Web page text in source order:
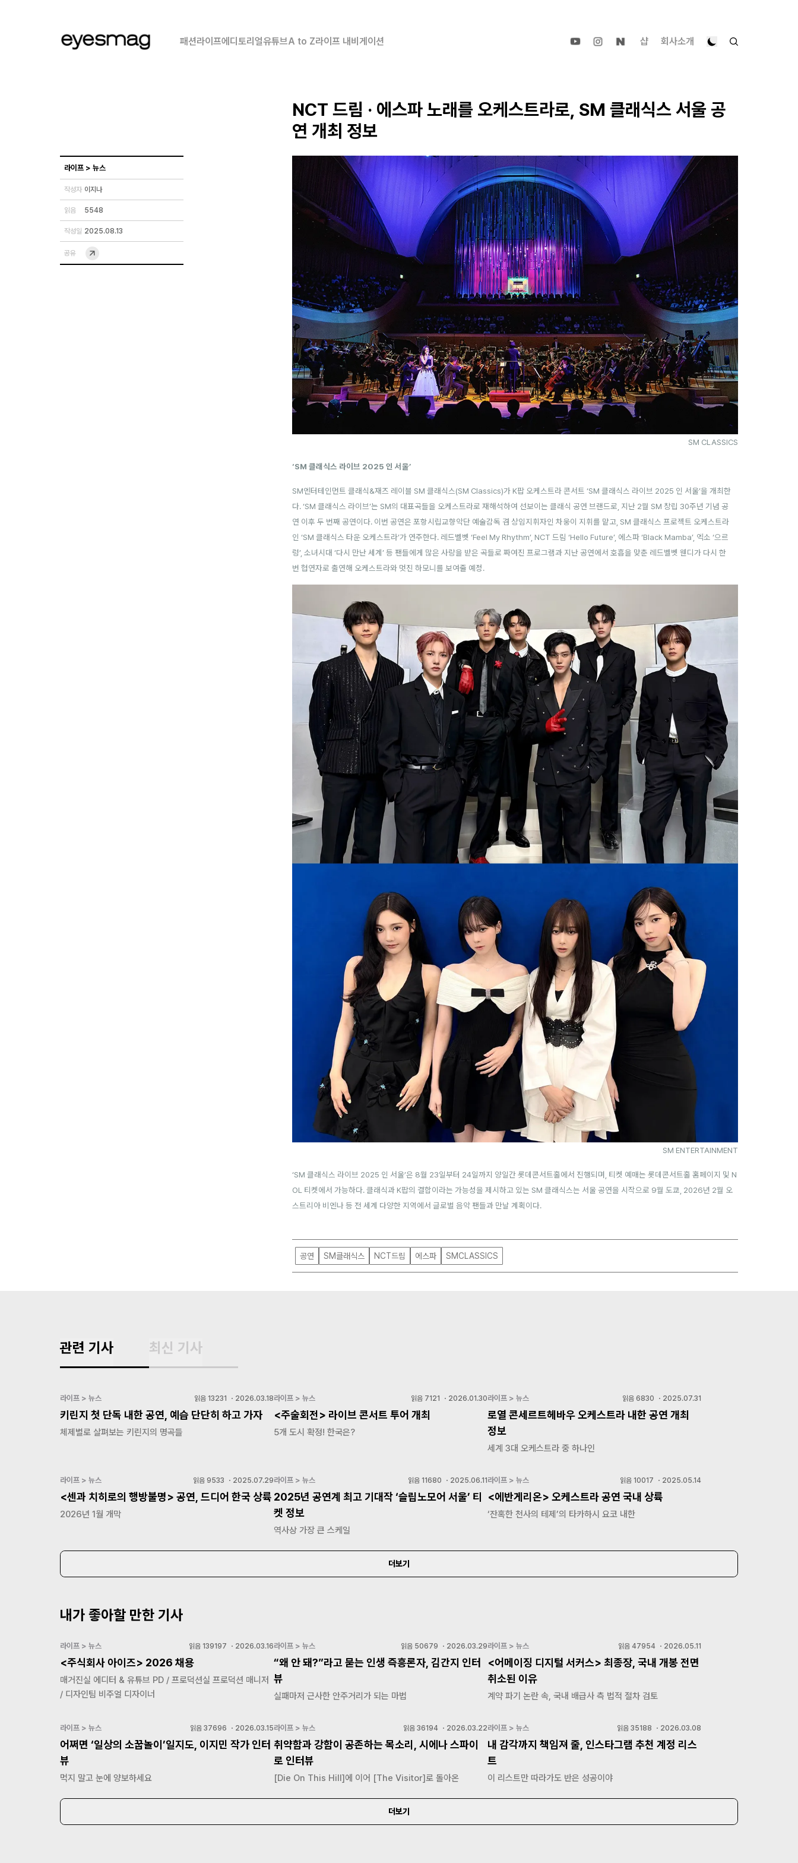
패션라이프에디토리얼유튜브A to Z라이프 내비게이션 샵 회사소개
NCT 드림 · 에스파 노래를 오케스트라로, SM 클래식스 서울 공
연 개최 정보
라이프 > 뉴스
작성자 이지나
읽음 5548
작성일 2025.08.13
공유
SM CLASSICS
‘SM 클래식스 라이브 2025 인 서울’
SM엔터테인먼트 클래식&재즈 레이블 SM 클래식스(SM Classics)가 K팝 오케스트라 콘서트 ‘SM 클래식스 라이브 2025 인 서울’을 개최한
다. ‘SM 클래식스 라이브’는 SM의 대표곡들을 오케스트라로 재해석하여 선보이는 클래식 공연 브랜드로, 지난 2월 SM 창립 30주년 기념 공
연 이후 두 번째 공연이다. 이번 공연은 포항시립교향악단 예술감독 겸 상임지휘자인 차웅이 지휘를 맡고, SM 클래식스 프로젝트 오케스트라
인 ‘SM 클래식스 타운 오케스트라’가 연주한다. 레드벨벳 ‘Feel My Rhythm’, NCT 드림 ‘Hello Future’, 에스파 ‘Black Mamba’, 엑소 ‘으르
렁’, 소녀시대 ‘다시 만난 세계’ 등 팬들에게 많은 사랑을 받은 곡들로 짜여진 프로그램과 지난 공연에서 호흡을 맞춘 레드벨벳 웬디가 다시 한
번 협연자로 출연해 오케스트라와 멋진 하모니를 보여줄 예정.
SM ENTERTAINMENT
‘SM 클래식스 라이브 2025 인 서울’은 8월 23일부터 24일까지 양일간 롯데콘서트홀에서 진행되며, 티켓 예매는 롯데콘서트홀 홈페이지 및 N
OL 티켓에서 가능하다. 클래식과 K팝의 결합이라는 가능성을 제시하고 있는 SM 클래식스는 서울 공연을 시작으로 9월 도쿄, 2026년 2월 오
스트리아 비엔나 등 전 세계 다양한 지역에서 글로벌 음악 팬들과 만날 계획이다.
공연 SM클래식스 NCT드림 에스파 SMCLASSICS
관련 기사 최신 기사
라이프 > 뉴스 읽음 13231 ・ 2026.03.18
키린지 첫 단독 내한 공연, 예습 단단히 하고 가자
체제별로 살펴보는 키린지의 명곡들
라이프 > 뉴스 읽음 7121 ・ 2026.01.30
<주술회전> 라이브 콘서트 투어 개최
5개 도시 확정! 한국은?
라이프 > 뉴스 읽음 6830 ・ 2025.07.31
로열 콘세르트헤바우 오케스트라 내한 공연 개최
정보
세계 3대 오케스트라 중 하나인
라이프 > 뉴스 읽음 9533 ・ 2025.07.29
<센과 치히로의 행방불명> 공연, 드디어 한국 상륙
2026년 1월 개막
라이프 > 뉴스 읽음 11680 ・ 2025.06.11
2025년 공연계 최고 기대작 ‘슬립노모어 서울’ 티
켓 정보
역사상 가장 큰 스케일
라이프 > 뉴스 읽음 10017 ・ 2025.05.14
<에반게리온> 오케스트라 공연 국내 상륙
‘잔혹한 천사의 테제’의 타카하시 요코 내한
더보기
내가 좋아할 만한 기사
라이프 > 뉴스 읽음 139197 ・ 2026.03.16
<주식회사 아이즈> 2026 채용
매거진실 에디터 & 유튜브 PD / 프로덕션실 프로덕션 매니저
/ 디자인팀 비주얼 디자이너
라이프 > 뉴스 읽음 50679 ・ 2026.03.29
“왜 안 돼?”라고 묻는 인생 즉흥론자, 김간지 인터
뷰
실패마저 근사한 안주거리가 되는 마법
라이프 > 뉴스 읽음 47954・ 2026.05.11
<어메이징 디지털 서커스> 최종장, 국내 개봉 전면
취소된 이유
계약 파기 논란 속, 국내 배급사 측 법적 절차 검토
라이프 > 뉴스 읽음 37696 ・ 2026.03.15
어쩌면 ‘일상의 소꿉놀이’일지도, 이지민 작가 인터
뷰
먹지 말고 눈에 양보하세요
라이프 > 뉴스 읽음 36194・ 2026.03.22
취약함과 강함이 공존하는 목소리, 시에나 스파이
로 인터뷰
[Die On This Hill]에 이어 [The Visitor]로 돌아온
라이프 > 뉴스 읽음 35188 ・ 2026.03.08
내 감각까지 책임져 줄, 인스타그램 추천 계정 리스
트
이 리스트만 따라가도 반은 성공이야
더보기